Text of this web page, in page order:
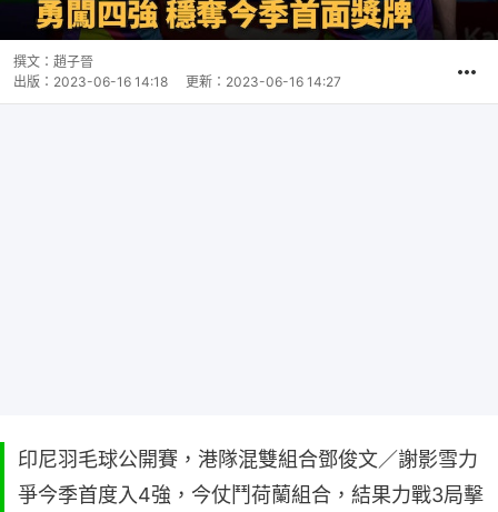
撰文： 趙子晉
出版： 2023-06-16 14:18 更新： 2023-06-16 14:27
印尼羽毛球公開賽，港隊混雙組合鄧俊文／謝影雪力
爭今季首度入4強，今仗鬥荷蘭組合，結果力戰3局擊